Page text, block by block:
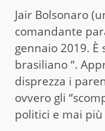
Jair Bolsonaro
comandante
gennaio 2019.
brasiliano “.
disprezza i
ovvero gli
politici e mai